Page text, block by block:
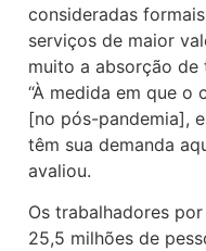
consideradas
serviços de maior
muito a absorção de
“À medida em que o
[no pós-pandemia],
têm sua demanda
avaliou.
Os trabalhadores
25,5 milhões de